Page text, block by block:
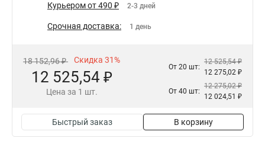
Курьером от 490 ₽ 2-3 дней
Срочная доставка: 1 день
18 152,96 ₽ Скидка 31%
12 525,54 ₽
Цена за 1 шт.
От 20 шт:
12 525,54 ₽
12 275,02 ₽
От 40 шт:
12 275,02 ₽
12 024,51 ₽
Быстрый заказ В корзину